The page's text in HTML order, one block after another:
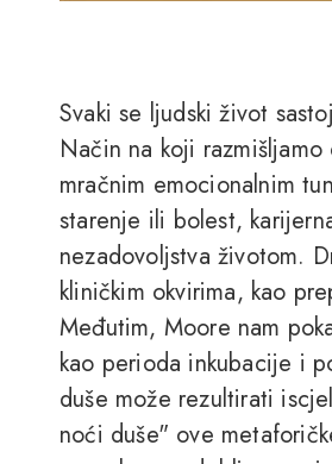
Svaki se ljudski život
Način na koji
mračnim emocionalnim
starenje ili bolest,
nezadovoljstva životom.
kliničkim okvirima, kao
Međutim, Moore nam
kao perioda inkubacije i
duše može rezultirati
noći duše" ove